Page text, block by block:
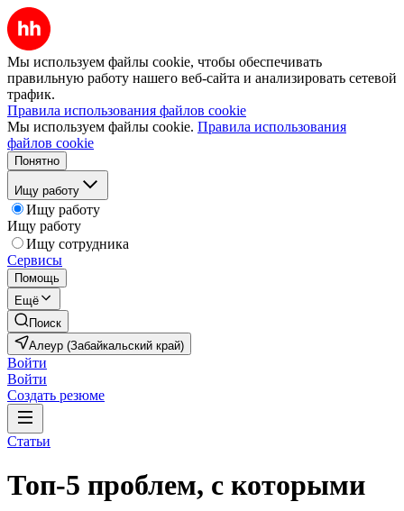
Мы используем файлы cookie, чтобы обеспечивать
правильную работу нашего веб-сайта и анализировать сетевой
трафик.
Правила использования файлов cookie
Мы используем файлы cookie. Правила использования
файлов cookie
Понятно
Ищу работу
Ищу работу
Ищу работу
Ищу сотрудника
Сервисы
Помощь
Ещё
Поиск
Алеур (Забайкальский край)
Войти
Войти
Создать резюме
Статьи
Топ-5 проблем, с которыми